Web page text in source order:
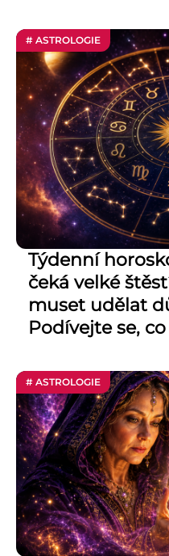
# ASTROLOGIE
Týdenní
čeká velké
muset udělat
Podívejte se,
# ASTROLOGIE